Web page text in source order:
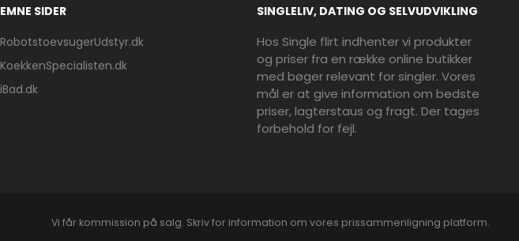
EMNE SIDER
RobotstoevsugerUdstyr.dk
KoekkenSpecialisten.dk
iBad.dk
SINGLELIV, DATING OG SELVUDVIKLING
Hos Single flirt indhenter vi produkter
og priser fra en række online butikker
med bøger relevant for singler. Vores
mål er at give information om bedste
priser, lagterstaus og fragt. Der tages
forbehold for fejl.
Vi får kommission på salg. Skriv for information om vores prissammenligning platform.